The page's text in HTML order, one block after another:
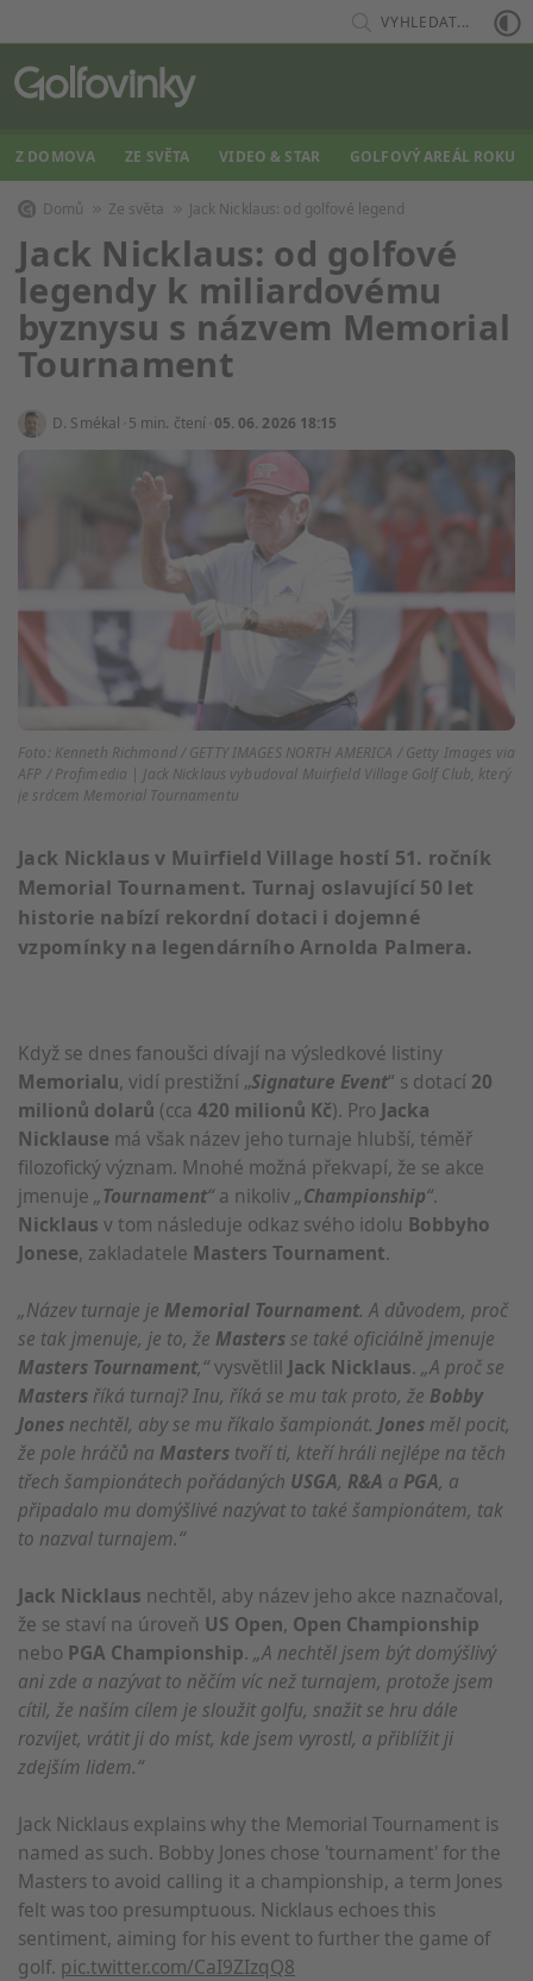
VYHLEDAT...
Z DOMOVA ZE SVĚTA VIDEO & STAR GOLFOVÝ AREÁL ROKU
Domů Ze světa Jack Nicklaus: od golfové legend
Jack Nicklaus: od golfové
legendy k miliardovému
byznysu s názvem Memorial
Tournament
D. Smékal 5 min. čtení 05. 06. 2026 18:15
Foto: Kenneth Richmond / GETTY IMAGES NORTH AMERICA / Getty Images via
AFP / Profimedia | Jack Nicklaus vybudoval Muirfield Village Golf Club, který
je srdcem Memorial Tournamentu
Jack Nicklaus v Muirfield Village hostí 51. ročník
Memorial Tournament. Turnaj oslavující 50 let
historie nabízí rekordní dotaci i dojemné
vzpomínky na legendárního Arnolda Palmera.
Když se dnes fanoušci dívají na výsledkové listiny
Memorialu, vidí prestižní „Signature Event“ s dotací 20
milionů dolarů (cca 420 milionů Kč). Pro Jacka
Nicklause má však název jeho turnaje hlubší, téměř
filozofický význam. Mnohé možná překvapí, že se akce
jmenuje „Tournament“a nikoliv„Championship“.
Nicklaus v tom následuje odkaz svého idolu Bobbyho
Jonese, zakladatele Masters Tournament.
„Název turnaje je Memorial Tournament. A důvodem, proč
se tak jmenuje, je to, že Mastersse také oficiálně jmenuje
Masters Tournament,“vysvětlil Jack Nicklaus. „A proč se
Masters říká turnaj? Inu, říká se mu tak proto, že Bobby
Jones nechtěl, aby se mu říkalo šampionát. Jones měl pocit,
že pole hráčů na Masters tvoří ti, kteří hráli nejlépe na těch
třech šampionátech pořádaných USGA, R&A a PGA, a
připadalo mu domýšlivé nazývat to také šampionátem, tak
to nazval turnajem.“
Jack Nicklaus nechtěl, aby název jeho akce naznačoval,
že se staví na úroveň US Open, Open Championship
nebo PGA Championship. „A nechtěl jsem být domýšlivý
ani zde a nazývat to něčím víc než turnajem, protože jsem
cítil, že naším cílem je sloužit golfu, snažit se hru dále
rozvíjet, vrátit ji do míst, kde jsem vyrostl, a přiblížit ji
zdejším lidem.“
Jack Nicklaus explains why the Memorial Tournament is
named as such. Bobby Jones chose 'tournament' for the
Masters to avoid calling it a championship, a term Jones
felt was too presumptuous. Nicklaus echoes this
sentiment, aiming for his event to further the game of
golf. pic.twitter.com/CaI9ZIzqQ8